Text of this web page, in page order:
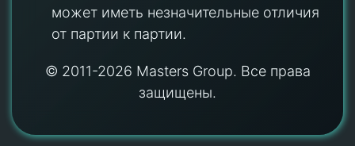
может иметь незначительные отличия
от партии к партии.
© 2011-2026 Masters Group. Все права
защищены.